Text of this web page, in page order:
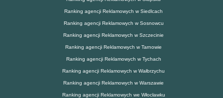
Ranking agencji Reklamowych w Siedlcach
Ranking agencji Reklamowych w Sosnowcu
Ranking agencji Reklamowych w Szczecinie
Ranking agencji Reklamowych w Tarnowie
Ranking agencji Reklamowych w Tychach
Ranking agencji Reklamowych w Wałbrzychu
Ranking agencji Reklamowych w Warszawie
Ranking agencji Reklamowych we Włocławku